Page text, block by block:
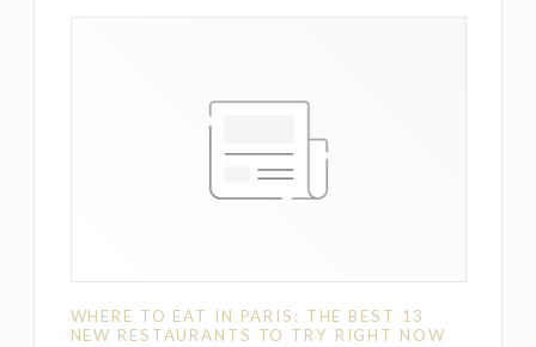
WHERE TO EAT IN PARIS: THE BEST 13
NEW RESTAURANTS TO TRY RIGHT NOW